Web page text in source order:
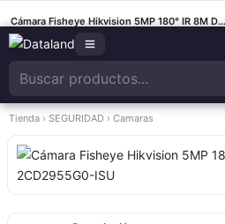
Cámara Fisheye Hikvision 5MP 180° IR 8M DS-2CD2955G0-ISU
Tienda › SEGURIDAD › Camaras